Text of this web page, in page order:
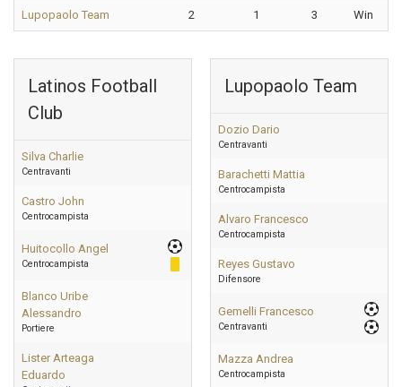
Lupopaolo Team 2 1 3 Win
Latinos Football
Club
Silva Charlie
Centravanti
Castro John
Centrocampista
Huitocollo Angel
Centrocampista
Blanco Uribe
Alessandro
Portiere
Lister Arteaga
Eduardo
Lupopaolo Team
Dozio Dario
Centravanti
Barachetti Mattia
Centrocampista
Alvaro Francesco
Centrocampista
Reyes Gustavo
Difensore
Gemelli Francesco
Centravanti
Mazza Andrea
Centrocampista